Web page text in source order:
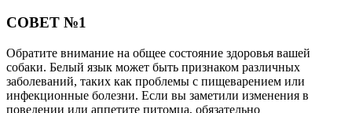
СОВЕТ №1
Обратите внимание на общее состояние здоровья вашей
собаки. Белый язык может быть признаком различных
заболеваний, таких как проблемы с пищеварением или
инфекционные болезни. Если вы заметили изменения в
поведении или аппетите питомца, обязательно